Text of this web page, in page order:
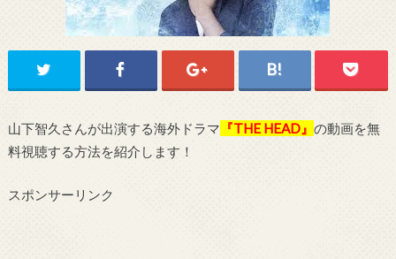
山下智久さんが出演する海外ドラマ 『THE HEAD』 の動画を無
料視聴する方法を紹介します！
スポンサーリンク